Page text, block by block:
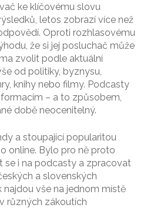
ke klíčovému slovu
letos zobrazí více než
Oproti rozhlasovému
že si jej posluchač může
zvolit podle aktuální
od politiky, byznysu,
knihy nebo filmy. Podcasty
– a to způsobem,
době neocenitelný.
a stoupající popularitou
online. Bylo pro ně proto
se i na podcasty a zpracovat
a slovenských
vše na jednom místě
různých zákoutích